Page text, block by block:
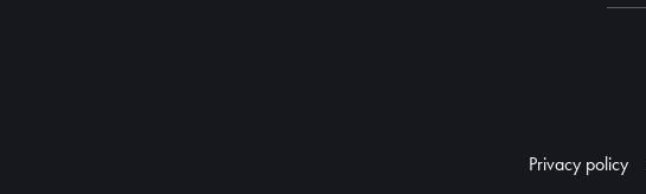
Privacy policy